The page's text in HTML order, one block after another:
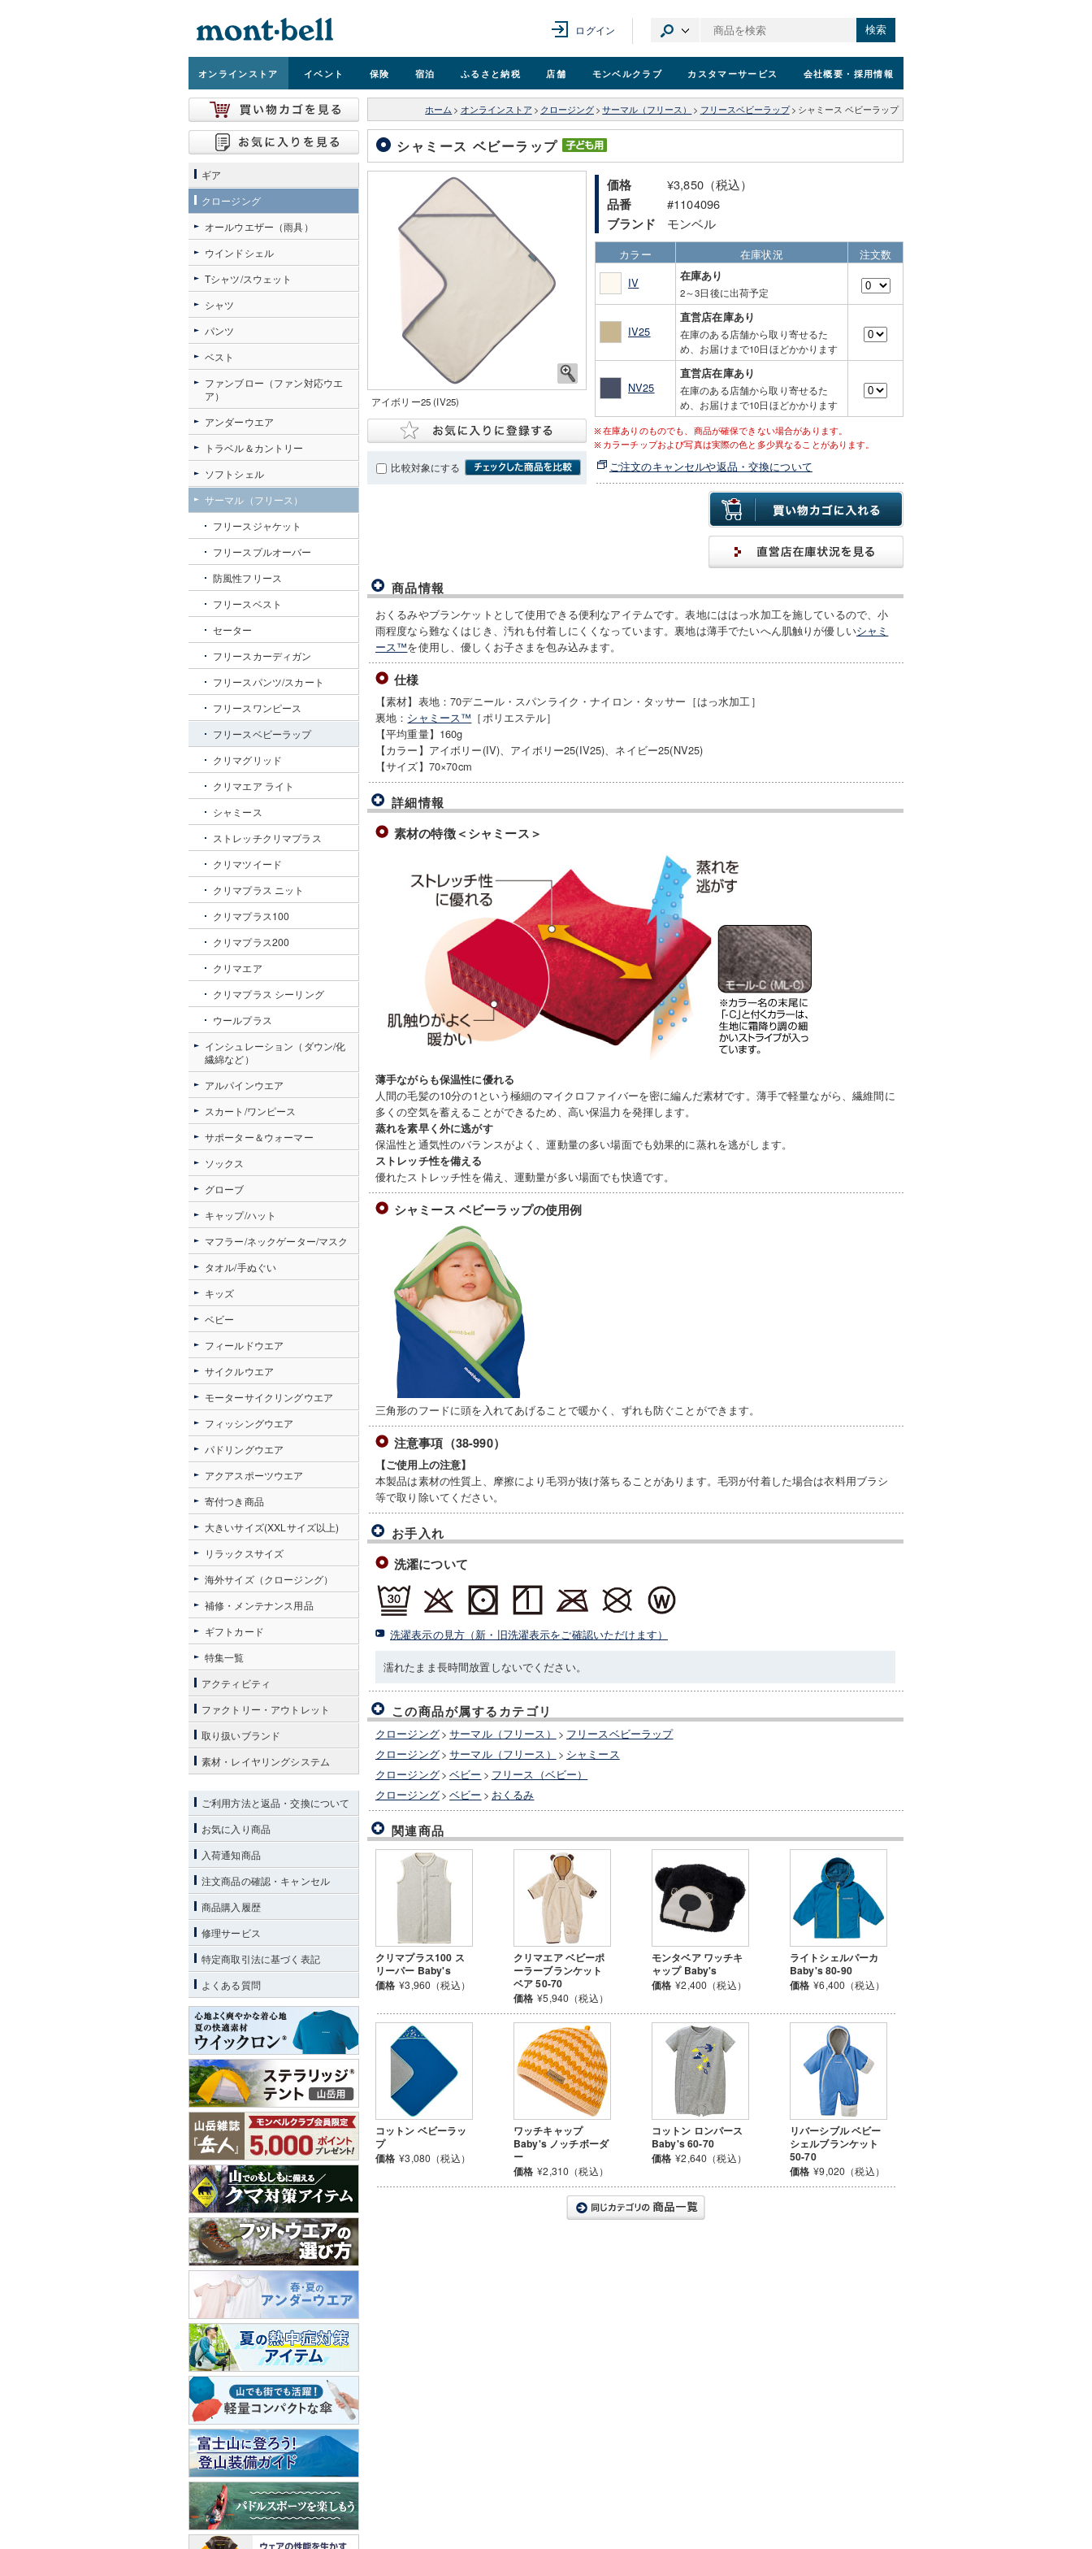
ログイン 検索
オンラインストア イベント 保険 宿泊 ふるさと納税 店舗 モンベルクラブ カスタマーサービス 会社概要 ・採用情報
ホーム > オンラインストア > クロージング > サーマル（フリース） > フリースベビーラップ > シャミース ベビーラップ
シャミース ベビーラップ
アイボリー25 (IV25)
比較対象にする
価格 ¥3,850（税込）
品番 #1104096
ブランド モンベル
カラー 在庫状況
注文数
IV
在庫あり
2～3日後に出荷予定
IV25
直営店在庫あり
在庫のある店舗から取り寄せるた
め、お届けまで10日ほどかかります
NV25
直営店在庫あり
在庫のある店舗から取り寄せるた
め、お届けまで10日ほどかかります
在庫ありのものでも、商品が確保できない場合があります。
カラーチップおよび写真は実際の色と多少異なることがあります。
ご注文のキャンセルや返品・交換について
商品情報
おくるみやブランケットとして使用できる便利なアイテムです。表地にははっ水加工を施しているので、小
雨程度なら難なくはじき、汚れも付着しにくくなっています。裏地は薄手でたいへん肌触りが優しいシャミ
ース™を使用し、優しくお子さまを包み込みます。
仕様
【素材】表地：70デニール・スパンライク・ナイロン・タッサー［はっ水加工］
裏地： シャミース™ ［ポリエステル］
【平均重量】160g
【カラー】アイボリー(IV)、アイボリー25(IV25)、ネイビー25(NV25)
【サイズ】70×70cm
詳細情報
素材の特徴＜シャミース＞
薄手ながらも保温性に優れる
人間の毛髪の10分の1という極細のマイクロファイバーを密に編んだ素材です。薄手で軽量ながら、繊維間に
多くの空気を蓄えることができるため、高い保温力を発揮します。
蒸れを素早く外に逃がす
保温性と通気性のバランスがよく、運動量の多い場面でも効果的に蒸れを逃がします。
ストレッチ性を備える
優れたストレッチ性を備え、運動量が多い場面でも快適です。
シャミース ベビーラップの使用例
三角形のフードに頭を入れてあげることで暖かく、ずれも防ぐことができます。
注意事項（38-990）
【ご使用上の注意】
本製品は素材の性質上、摩擦により毛羽が抜け落ちることがあります。毛羽が付着した場合は衣料用ブラシ
等で取り除いてください。
お手入れ
洗濯について
洗濯表示の見方（新・旧洗濯表示をご確認いただけます）
濡れたまま長時間放置しないでください。
この商品が属するカテゴリ
クロージング> サーマル（フリース） > フリースベビーラップ
クロージング> サーマル（フリース） > シャミース
クロージング> ベビー > フリース（ベビー）
クロージング> ベビー > おくるみ
関連商品
クリマプラス100 ス
リーパー Baby's
価格 ¥3,960（税込）
クリマエア ベビーポ
ーラーブランケット
ベア 50-70
価格 ¥5,940（税込）
モンタベア ワッチキ
ャップ Baby's
価格 ¥2,400（税込）
ライトシェルパーカ
Baby's 80-90
価格 ¥6,400（税込）
コットン ベビーラッ
プ
価格 ¥3,080（税込）
ワッチキャップ
Baby's ノッチボーダ
ー
価格 ¥2,310（税込）
コットン ロンパース
Baby's 60-70
価格 ¥2,640（税込）
リバーシブル ベビー
シェルブランケット
50-70
価格 ¥9,020（税込）
ギア
クロージング
オールウエザー（雨具）
ウインドシェル
Tシャツ/スウェット
シャツ
パンツ
ベスト
ファンブロー（ファン対応ウエ
ア）
アンダーウエア
トラベル＆カントリー
ソフトシェル
サーマル（フリース）
フリースジャケット
フリースプルオーバー
防風性フリース
フリースベスト
セーター
フリースカーディガン
フリースパンツ/スカート
フリースワンピース
フリースベビーラップ
クリマグリッド
クリマエア ライト
シャミース
ストレッチクリマプラス
クリマツイード
クリマプラス ニット
クリマプラス100
クリマプラス200
クリマエア
クリマプラス シーリング
ウールプラス
インシュレーション（ダウン/化
繊綿など）
アルパインウエア
スカート/ワンピース
サポーター＆ウォーマー
ソックス
グローブ
キャップ/ハット
マフラー/ネックゲーター/マスク
タオル/手ぬぐい
キッズ
ベビー
フィールドウエア
サイクルウエア
モーターサイクリングウエア
フィッシングウエア
パドリングウエア
アクアスポーツウエア
寄付つき商品
大きいサイズ(XXLサイズ以上)
リラックスサイズ
海外サイズ（クロージング）
補修・メンテナンス用品
ギフトカード
特集一覧
アクティビティ
ファクトリー・アウトレット
取り扱いブランド
素材・レイヤリングシステム
ご利用方法と返品・交換について
お気に入り商品
入荷通知商品
注文商品の確認・キャンセル
商品購入履歴
修理サービス
特定商取引法に基づく表記
よくある質問